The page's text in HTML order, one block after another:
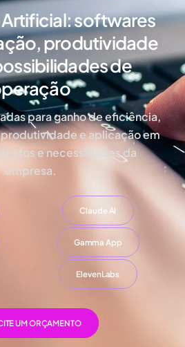
softwares
produtividade
de
para ganho de eficiência,
e aplicação em
e necessidades da
empresa.
Claude AI
Gamma App
ElevenLabs
UM ORÇAMENTO